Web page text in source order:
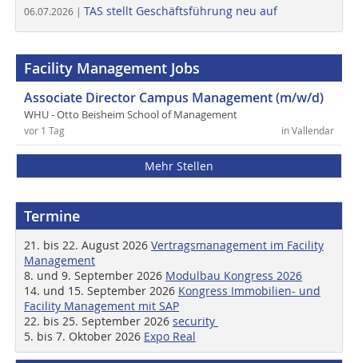
06.07.2026 | TAS stellt Geschäftsführung neu auf
Facility Management Jobs
Associate Director Campus Management (m/w/d)
WHU - Otto Beisheim School of Management
in Vallendar
vor 1 Tag
Mehr Stellen
Termine
21. bis 22. August 2026 Vertragsmanagement im Facility
Management
8. und 9. September 2026 Modulbau Kongress 2026
14. und 15. September 2026 Kongress Immobilien- und
Facility Management mit SAP
22. bis 25. September 2026 security
5. bis 7. Oktober 2026 Expo Real